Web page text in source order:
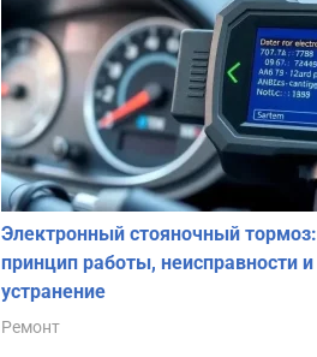
Электронный стояночный тормоз:
принцип работы, неисправности и
устранение
Ремонт